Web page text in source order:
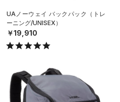
UAノーウェイ バックパック（トレ
ーニング/UNISEX）
￥19,910